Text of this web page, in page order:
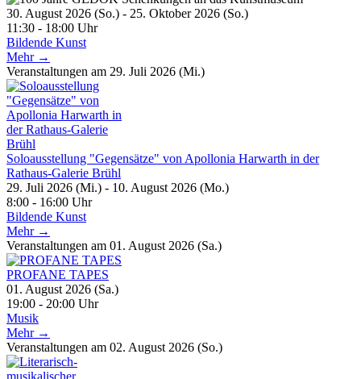
30. August 2026 (So.) - 25. Oktober 2026 (So.)
11:30 - 18:00 Uhr
Bildende Kunst
Mehr →
Veranstaltungen am 29. Juli 2026 (Mi.)
Soloausstellung "Gegensätze" von Apollonia Harwarth in der
Rathaus-Galerie Brühl
29. Juli 2026 (Mi.) - 10. August 2026 (Mo.)
8:00 - 16:00 Uhr
Bildende Kunst
Mehr →
Veranstaltungen am 01. August 2026 (Sa.)
PROFANE TAPES
01. August 2026 (Sa.)
19:00 - 20:00 Uhr
Musik
Mehr →
Veranstaltungen am 02. August 2026 (So.)